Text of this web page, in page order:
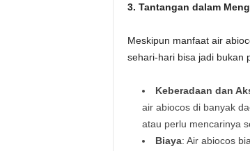
3. Tantangan dalam
Meskipun manfaat air
sehari-hari bisa jadi bukan
Keberadaan dan
air abiocos di banyak
atau perlu mencarinya
Biaya: Air abiocos